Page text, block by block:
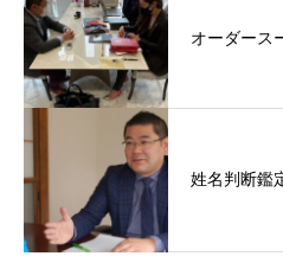
オーダース
姓名判断鑑